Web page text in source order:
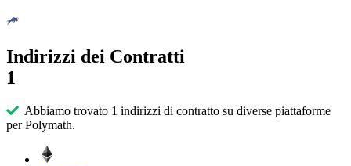
Indirizzi dei Contratti
1
Abbiamo trovato 1 indirizzi di contratto su diverse piattaforme
per Polymath.